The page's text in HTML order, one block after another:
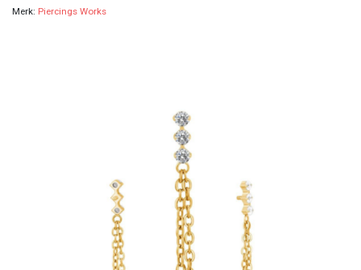
Merk: Piercings Works